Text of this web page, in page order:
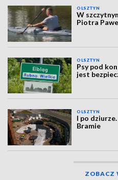
OLSZTYN
W
Piotra
OLSZTYN
Psy pod
jest
OLSZTYN
I po
Bramie
ZOBACZ